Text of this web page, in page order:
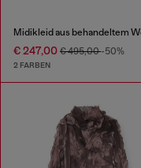
€ 247,00 € 495,00-50%
2 FARBEN